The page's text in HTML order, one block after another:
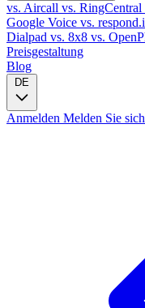
vs. Aircall vs. RingCentral
Google Voice vs.
Dialpad vs. 8x8 vs.
Preisgestaltung
Blog
DE
Anmelden Melden Sie